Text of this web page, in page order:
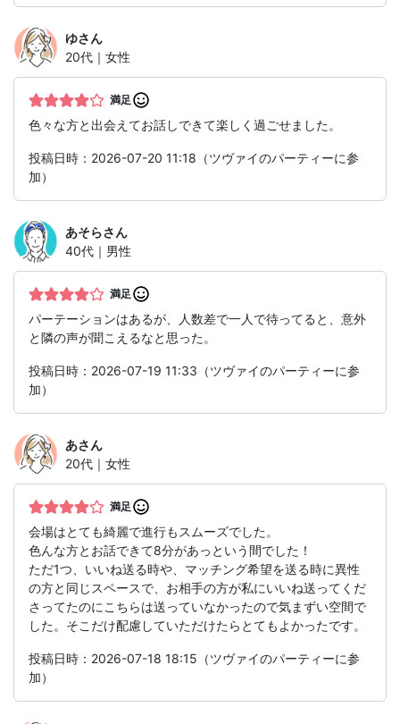
ゆさん
20代｜女性
満足
色々な方と出会えてお話しできて楽しく過ごせました。
投稿日時：2026-07-20 11:18（ツヴァイのパーティーに参
加）
あそらさん
40代｜男性
満足
パーテーションはあるが、人数差で一人で待ってると、意外
と隣の声が聞こえるなと思った。
投稿日時：2026-07-19 11:33（ツヴァイのパーティーに参
加）
あさん
20代｜女性
満足
会場はとても綺麗で進行もスムーズでした。
色んな方とお話できて8分があっという間でした！
ただ1つ、いいね送る時や、マッチング希望を送る時に異性
の方と同じスペースで、お相手の方が私にいいね送ってくだ
さってたのにこちらは送っていなかったので気まずい空間で
した。そこだけ配慮していただけたらとてもよかったです。
投稿日時：2026-07-18 18:15（ツヴァイのパーティーに参
加）